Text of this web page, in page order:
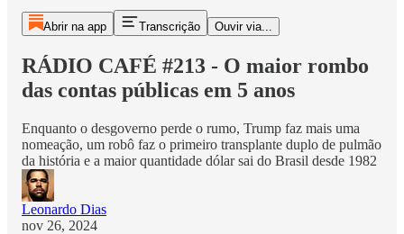
Abrir na app Transcrição Ouvir via...
RÁDIO CAFÉ #213 - O maior rombo
das contas públicas em 5 anos
Enquanto o desgoverno perde o rumo, Trump faz mais uma
nomeação, um robô faz o primeiro transplante duplo de pulmão
da história e a maior quantidade dólar sai do Brasil desde 1982
Leonardo Dias
nov 26, 2024